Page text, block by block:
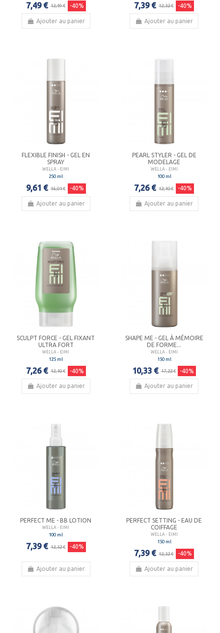
7,49 € 12,49 € -40%
Ajouter au panier
7,39 € 12,32 € -40%
Ajouter au panier
FLEXIBLE FINISH - GEL EN
SPRAY
WELLA - EIMI
250 ml
9,61 € 16,01 € -40%
Ajouter au panier
PEARL STYLER - GEL DE
MODELAGE
WELLA - EIMI
100 ml
7,26 € 12,10 € -40%
Ajouter au panier
SCULPT FORCE - GEL FIXANT
ULTRA FORT
WELLA - EIMI
125 ml
7,26 € 12,10 € -40%
Ajouter au panier
SHAPE ME - GEL À MÉMOIRE
DE FORME...
WELLA - EIMI
150 ml
10,33 € 17,22 € -40%
Ajouter au panier
PERFECT ME - BB LOTION
WELLA - EIMI
100 ml
7,39 € 12,32 € -40%
Ajouter au panier
PERFECT SETTING - EAU DE
COIFFAGE
WELLA - EIMI
150 ml
7,39 € 12,32 € -40%
Ajouter au panier